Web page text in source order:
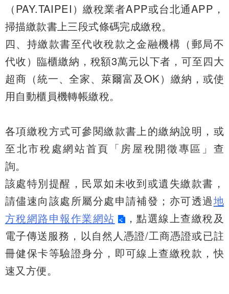
（PAY.TAIPEI）繳稅業者APP或台北通APP，
掃描繳款書上三段式條碼完成繳稅。
四、持繳款書至代收稅款之金融機構（郵局不
代收）臨櫃繳納，稅額3萬元以下者，可至四大
超商（統一、全家、萊爾富及OK）繳納，或使
用自動櫃員機轉帳繳稅。
各項繳稅方式可參閱繳款書上的繳納說明，或
至北市稅處網站首頁「房屋稅開徵專區」查
詢。
該處特別提醒，民眾如未收到或遺失繳款書，
請儘速向該處所屬分處申請補發；亦可透過地
方稅網路申報作業網站
，點選線上查繳稅及
電子傳送服務，以自然人憑證/工商憑證或已註
冊健保卡等驗證身分，即可線上查繳稅款，快
速又方便。